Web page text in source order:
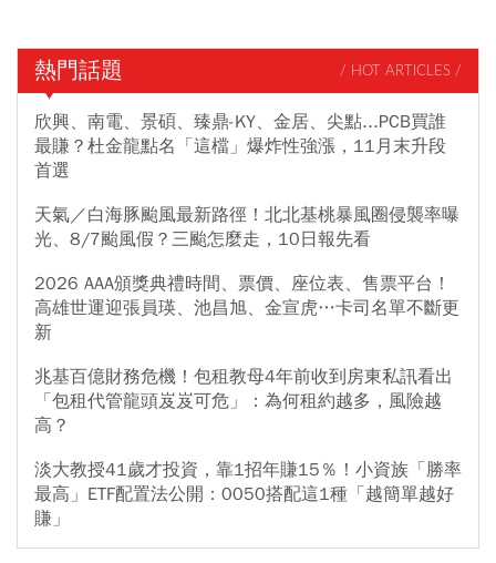
熱門話題 / HOT ARTICLES /
欣興、南電、景碩、臻鼎-KY、金居、尖點...PCB買誰
最賺？杜金龍點名「這檔」爆炸性強漲，11月末升段
首選
天氣／白海豚颱風最新路徑！北北基桃暴風圈侵襲率曝
光、8/7颱風假？三颱怎麼走，10日報先看
2026 AAA頒獎典禮時間、票價、座位表、售票平台！
高雄世運迎張員瑛、池昌旭、金宣虎…卡司名單不斷更
新
兆基百億財務危機！包租教母4年前收到房東私訊看出
「包租代管龍頭岌岌可危」：為何租約越多，風險越
高？
淡大教授41歲才投資，靠1招年賺15％！小資族「勝率
最高」ETF配置法公開：0050搭配這1種「越簡單越好
賺」